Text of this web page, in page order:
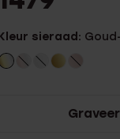
sieraad: